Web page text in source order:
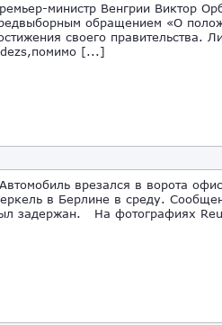
министр Венгрии Виктор
обращением «О
своего правительства.
[...]
врезался в ворота
в Берлине в среду.
задержан. На фотографиях